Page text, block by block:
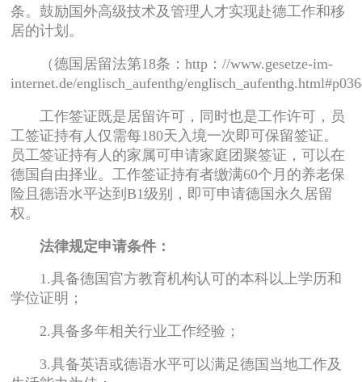
条。鼓励国外高级技术及管理人才实现赴德工作和移
居的计划。
（德国居留法第18条：http：//www.gesetze-im-
internet.de/englisch_aufenthg/
工作签证既是居留许可，同时也是工作许可，员
工签证持有人仅需每180天入境一次即可保留签证。
员工签证持有人的家属可申请家庭团聚签证，可以在
德国自由择业。工作签证持有者缴满60个月的养老保
险且德语水平达到B1级别，即可申请德国永久居留
权。
法律规定申请条件：
1.具备德国官方教育机构认可的本科以上学历和
学位证明；
2.具备多年相关行业工作经验；
3.具备英语或德语水平可以满足德国当地工作及